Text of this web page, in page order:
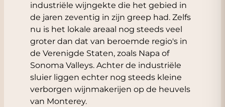
industriële wijngekte die het gebied in
de jaren zeventig in zijn greep had. Zelfs
nu is het lokale areaal nog steeds veel
groter dan dat van beroemde regio's in
de Verenigde Staten, zoals Napa of
Sonoma Valleys. Achter de industriële
sluier liggen echter nog steeds kleine
verborgen wijnmakerijen op de heuvels
van Monterey.